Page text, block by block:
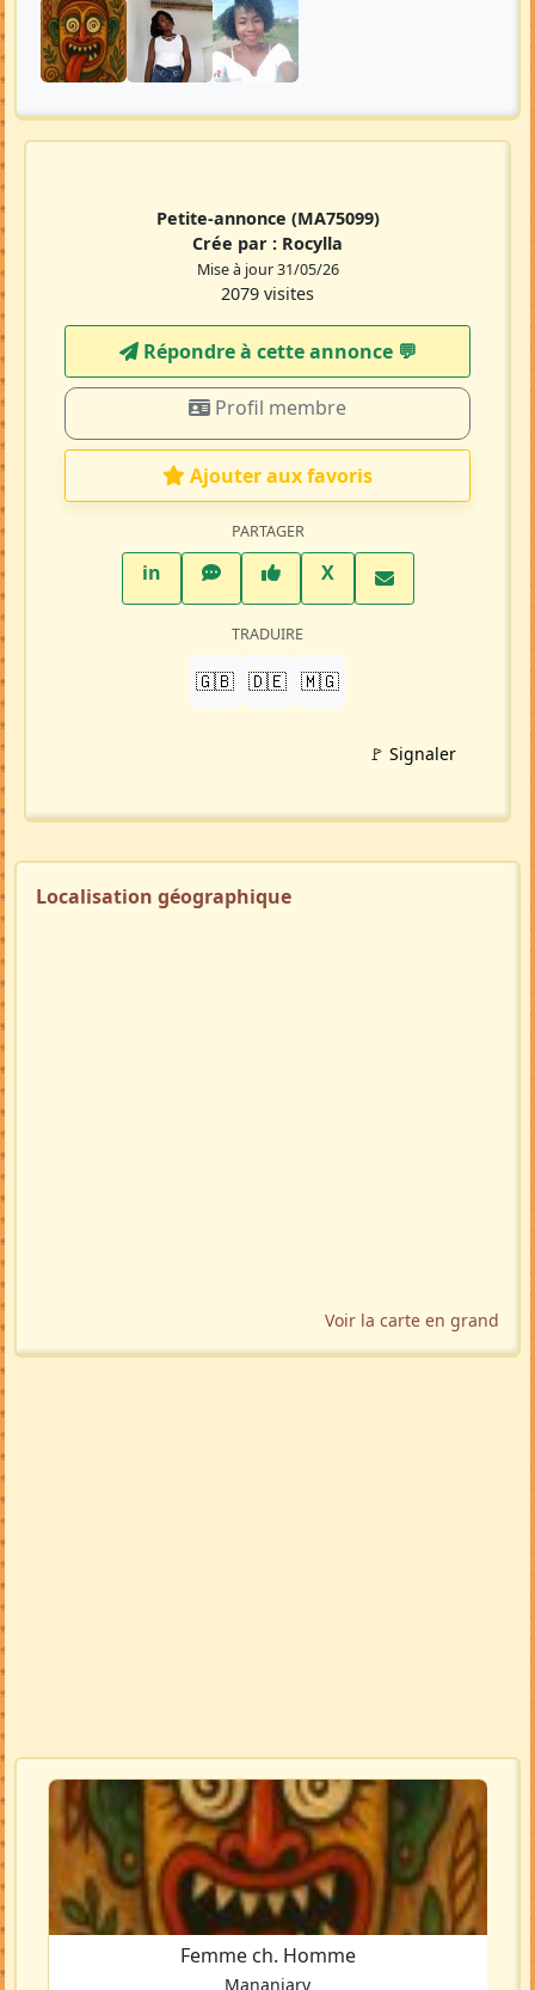
Petite-annonce (MA75099)
Crée par : Rocylla
Mise à jour 31/05/26
2079 visites
Répondre à cette annonce 💬​
Profil membre
Ajouter aux favoris
PARTAGER
inLinkedInWhatsAppFacebook
XTwitter X
TRADUIRE
🇬🇧 🇩🇪 🇲🇬
🚩 Signaler
Localisation géographique
Voir la carte en grand
Femme ch. Homme
Mananjary